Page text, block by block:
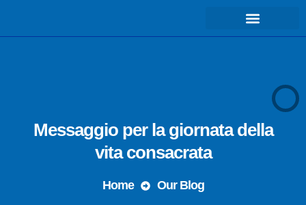
Messaggio per la giornata della
vita consacrata
Home Our Blog